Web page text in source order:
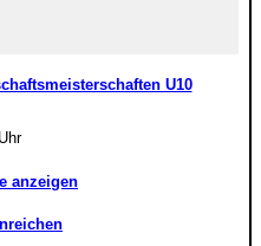
U10
anzeigen